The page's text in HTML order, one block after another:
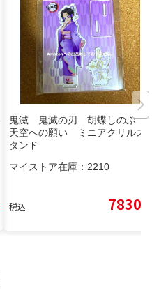
鬼滅 鬼滅の刃 胡蝶しのぶ
天空への願い ミニアクリルス
タンド
マイストア在庫： 2210
税込 7830